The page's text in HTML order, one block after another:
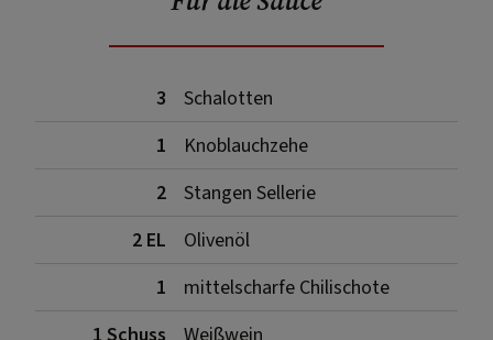
3
Schalotten
1
Knoblauchzehe
2
Stangen Sellerie
2 EL
Olivenöl
1
mittelscharfe Chilischote